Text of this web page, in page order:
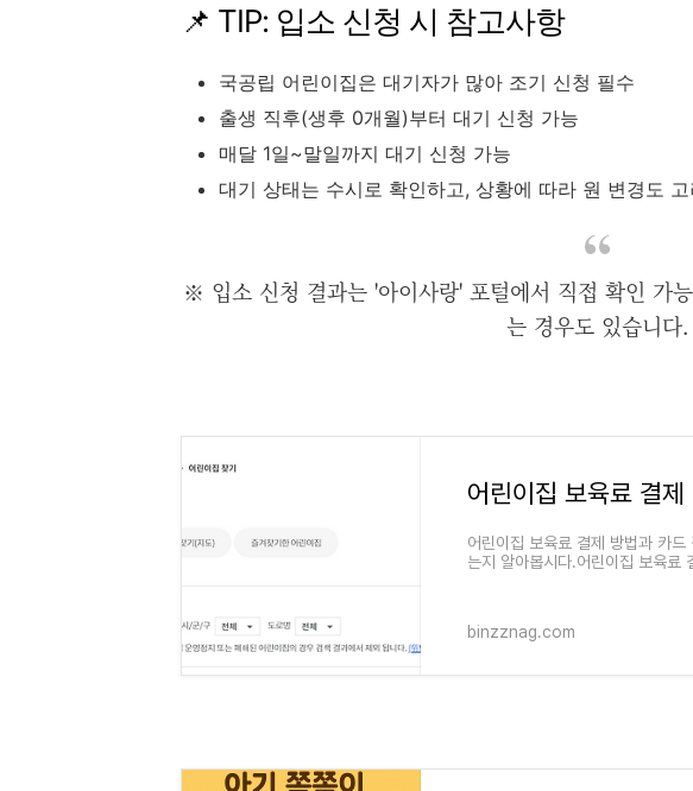
📌 TIP: 입소 신청 시 참고사항
국공립 어린이집은 대기자가 많아 조기 신청 필수
출생 직후(생후 0개월)부터 대기 신청 가능
매달 1일~말일까지 대기 신청 가능
대기 상태는 수시로 확인하고, 상황에 따라 원 변경도 고
※ 입소 신청 결과는 '아이사랑' 포털에서 직접 확인 가
는 경우도 있습니다.
어린이집 보육료 결제 방법과 카
는지 알아봅시다.어린이집 보육료
binzznag.com